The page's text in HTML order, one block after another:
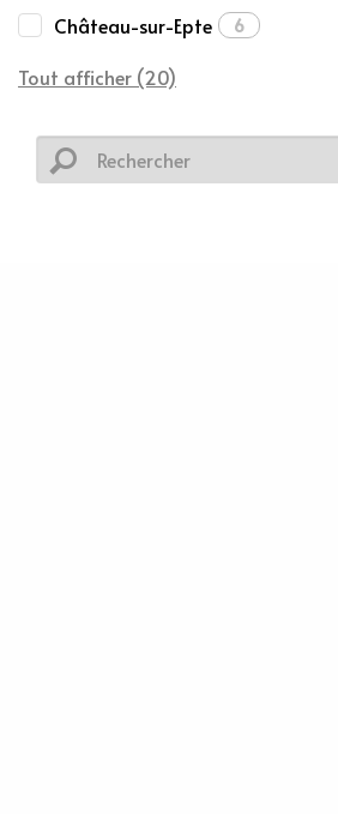
Château-sur-Epte 6
Tout afficher (20)